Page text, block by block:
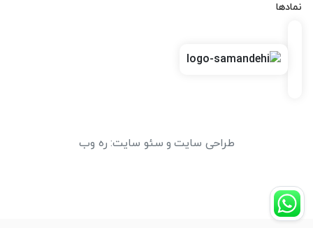
نمادها
طراحی سایت و سئو سایت: ره وب